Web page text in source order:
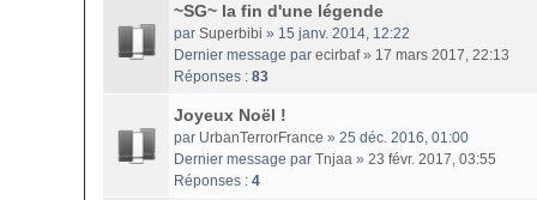
~SG~ la fin d'une légende
par Superbibi » 15 janv. 2014, 12:22
Dernier message par ecirbaf» 17 mars 2017, 22:13
Réponses : 83
Joyeux Noël !
par UrbanTerrorFrance » 25 déc. 2016, 01:00
Dernier message par Tnjaa » 23 févr. 2017, 03:55
Réponses : 4